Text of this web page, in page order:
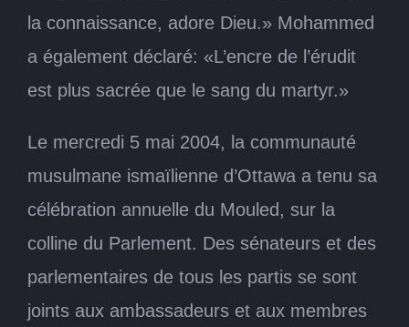
la connaissance, adore Dieu.» Mohammed
a également déclaré: «L’encre de l’érudit
est plus sacrée que le sang du martyr.»
Le mercredi 5 mai 2004, la communauté
musulmane ismaïlienne d’Ottawa a tenu sa
célébration annuelle du Mouled, sur la
colline du Parlement. Des sénateurs et des
parlementaires de tous les partis se sont
joints aux ambassadeurs et aux membres